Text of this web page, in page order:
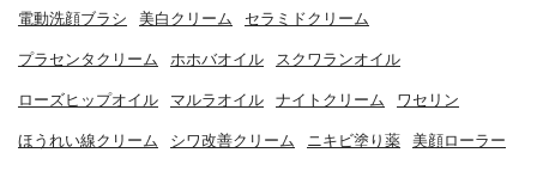
電動洗顔ブラシ 美白クリーム セラミドクリーム
プラセンタクリーム ホホバオイル スクワランオイル
ローズヒップオイル マルラオイル ナイトクリーム ワセリン
ほうれい線クリーム シワ改善クリーム ニキビ塗り薬 美顔ローラー